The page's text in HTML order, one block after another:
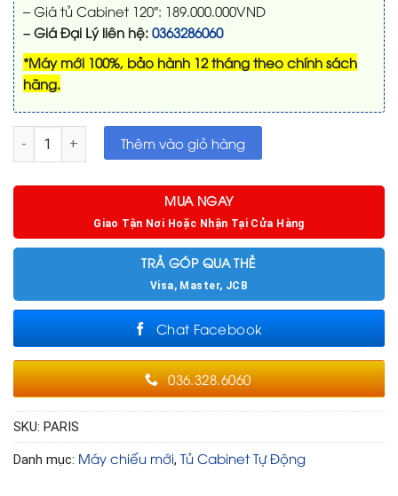
– Giá tủ Cabinet 120″: 189.000.000VND
– Giá Đại Lý liên hệ: 0363286060
*Máy mới 100%, bảo hành 12 tháng theo chính sách
hãng.
Tủ Cabinet tự động Vividstorm PARIS số lượng
Thêm vào giỏ hàng
MUA NGAY
Giao Tận Nơi Hoặc Nhận Tại Cửa Hàng
TRẢ GÓP QUA THẺ
Visa, Master, JCB
Chat Facebook
036.328.6060
SKU: PARIS
Danh mục: Máy chiếu mới, Tủ Cabinet Tự Động